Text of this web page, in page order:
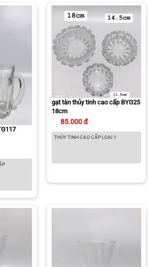
gạt tàn thủy tinh cao cấp BYG25
18cm
85.000 đ
THỦY TINH CAO CẤP LOẠI 1